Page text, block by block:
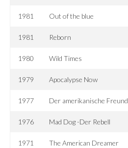
1981 Out of the blue
1981 Reborn
1980 Wild Times
1979 Apocalypse Now
1977 Der amerikanische Freund
1976 Mad Dog -Der Rebell
1971 The American Dreamer